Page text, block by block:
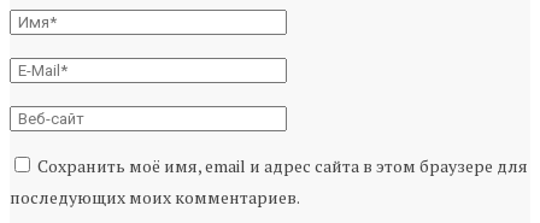
Сохранить моё имя, email и адрес сайта в этом браузере для
последующих моих комментариев.